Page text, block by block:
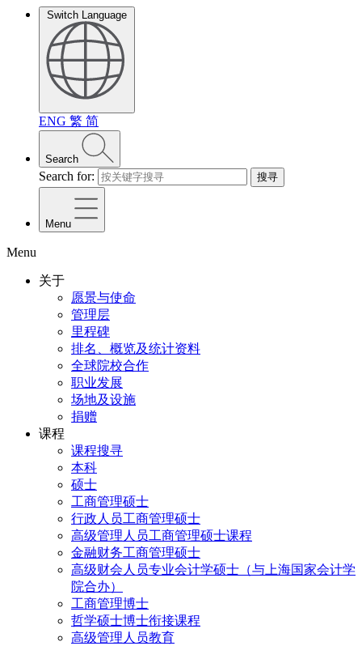
Switch Language
ENG 繁 简
Search
Search for: 搜寻
Menu
Menu
关于
愿景与使命
管理层
里程碑
排名、概览及统计资料
全球院校合作
职业发展
场地及设施
捐赠
课程
课程搜寻
本科
硕士
工商管理硕士
行政人员工商管理硕士
高级管理人员工商管理硕士课程
金融财务工商管理硕士
高级财会人员专业会计学硕士（与上海国家会计学
院合办）
工商管理博士
哲学硕士博士衔接课程
高级管理人员教育